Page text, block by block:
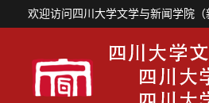
欢迎访问四川大学文学与新闻学院（